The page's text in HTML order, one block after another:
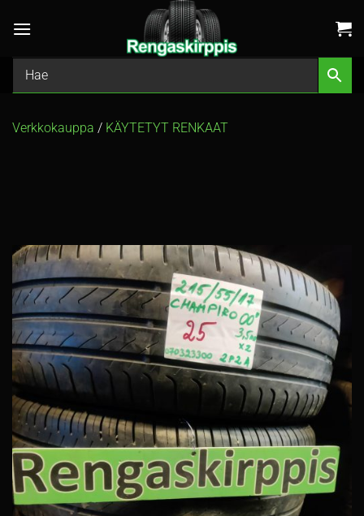
Verkkokauppa / KÄYTETYT RENKAAT